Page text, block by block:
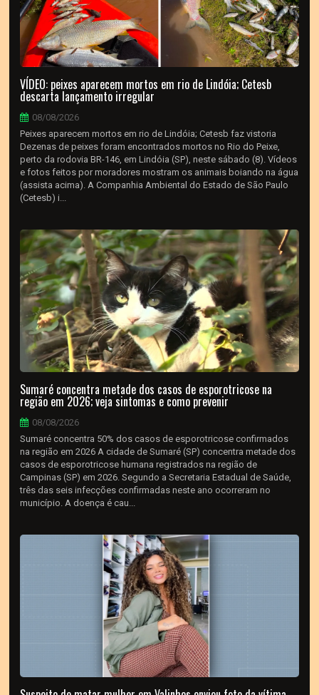
VÍDEO: peixes aparecem mortos em rio de Lindóia; Cetesb
descarta lançamento irregular
08/08/2026
Peixes aparecem mortos em rio de Lindóia; Cetesb faz vistoria
Dezenas de peixes foram encontrados mortos no Rio do Peixe,
perto da rodovia BR-146, em Lindóia (SP), neste sábado (8). Vídeos
e fotos feitos por moradores mostram os animais boiando na água
(assista acima). A Companhia Ambiental do Estado de São Paulo
(Cetesb) i...
Sumaré concentra metade dos casos de esporotricose na
região em 2026; veja sintomas e como prevenir
08/08/2026
Sumaré concentra 50% dos casos de esporotricose confirmados
na região em 2026 A cidade de Sumaré (SP) concentra metade dos
casos de esporotricose humana registrados na região de
Campinas (SP) em 2026. Segundo a Secretaria Estadual de Saúde,
três das seis infecções confirmadas neste ano ocorreram no
município. A doença é cau...